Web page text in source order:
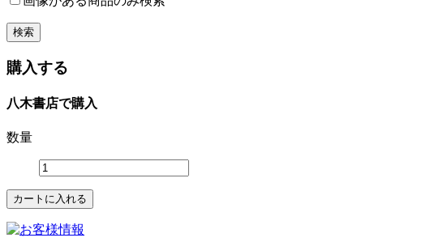
購入する
八木書店で購入
数量